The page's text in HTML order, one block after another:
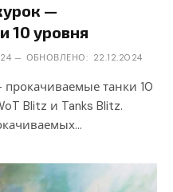
—
10 уровня
ОБНОВЛЕНО: 22.12.2024
танки 10
Blitz и Tanks Blitz.